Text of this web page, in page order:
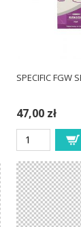
SPECIFIC FGW
47,00 zł